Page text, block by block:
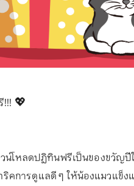
💖
น์โหลดปฏิทินฟรีเป็นของขวั
คการดูแลดี ๆ ให้น้องแมวแข็